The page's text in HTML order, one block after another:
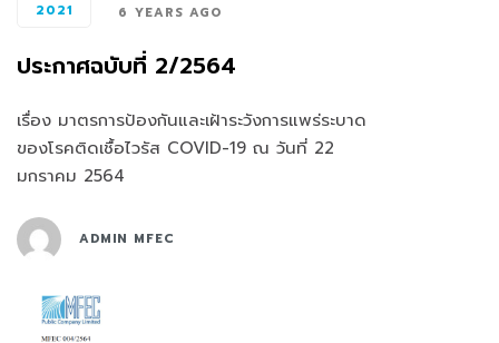
2021 6 YEARS AGO
ประกาศฉบับที่ 2/2564
เรื่อง มาตรการป้องกันและเฝ้าระวังการแพร่ระบาด
ของโรคติดเชื้อไวรัส COVID-19 ณ วันที่ 22
มกราคม 2564
ADMIN MFEC